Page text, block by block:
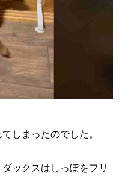
しまったのでした。
ックスはしっぽをフリ